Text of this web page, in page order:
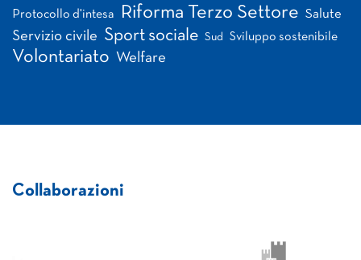
Protocollo d'intesa Riforma Terzo Settore Salute
Servizio civile Sport sociale Sud Sviluppo sostenibile
Volontariato Welfare
Collaborazioni